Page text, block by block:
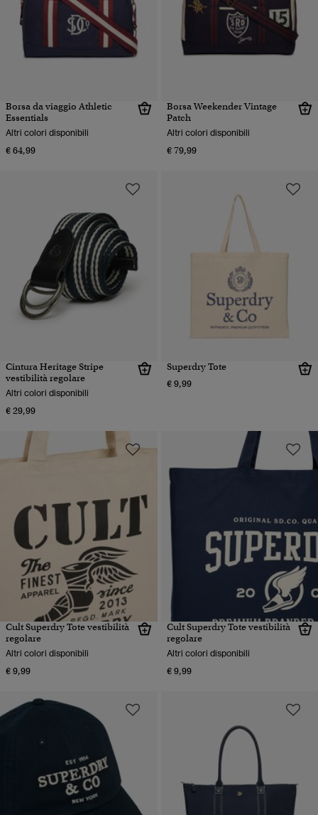
Borsa da viaggio Athletic
Essentials
Altri colori disponibili
€ 64,99
Borsa Weekender Vintage
Patch
Altri colori disponibili
€ 79,99
Cintura Heritage Stripe
vestibilità regolare
Altri colori disponibili
€ 29,99
Superdry Tote
€ 9,99
Cult Superdry Tote vestibilità
regolare
Altri colori disponibili
€ 9,99
Cult Superdry Tote vestibilità
regolare
Altri colori disponibili
€ 9,99